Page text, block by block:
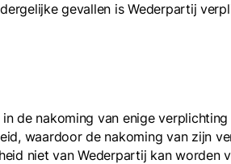
gevallen is Wederpartij
de nakoming van enige
waardoor de nakoming van zijn
niet van Wederpartij kan worden